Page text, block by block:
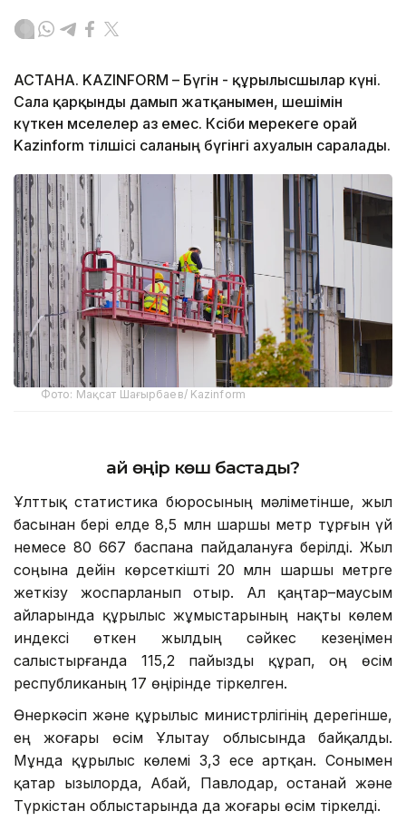
АСТАНА. KAZINFORM – Бүгін - құрылысшылар күні.
Сала қарқынды дамып жатқанымен, шешімін
күткен мәселелер аз емес. Кәсіби мерекеге орай
Kazinform тілшісі саланың бүгінгі ахуалын саралады.
Фото: Мақсат Шағырбаев/ Kazinform
Қай өңір көш бастады?
Ұлттық статистика бюросының мәліметінше, жыл
басынан бері елде 8,5 млн шаршы метр тұрғын үй
немесе 80 667 баспана пайдалануға берілді. Жыл
соңына дейін көрсеткішті 20 млн шаршы метрге
жеткізу жоспарланып отыр. Ал қаңтар–маусым
айларында құрылыс жұмыстарының нақты көлем
индексі өткен жылдың сәйкес кезеңімен
салыстырғанда 115,2 пайызды құрап, оң өсім
республиканың 17 өңірінде тіркелген.
Өнеркәсіп және құрылыс министрлігінің дерегінше,
ең жоғары өсім Ұлытау облысында байқалды.
Мұнда құрылыс көлемі 3,3 есе артқан. Сонымен
қатар Қызылорда, Абай, Павлодар, Қостанай және
Түркістан облыстарында да жоғары өсім тіркелді.